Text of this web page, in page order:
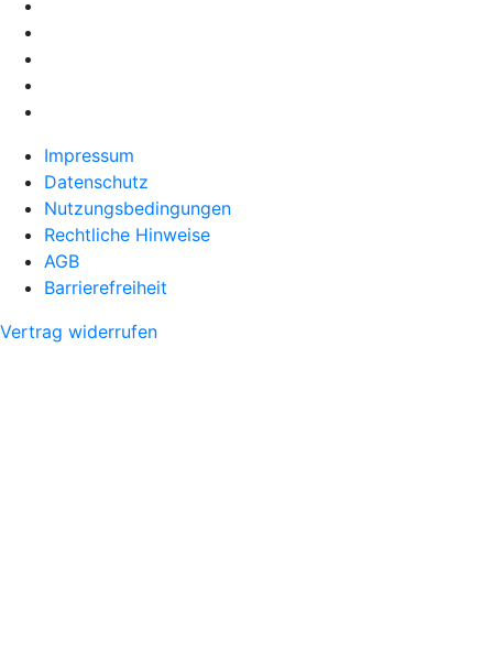
Impressum
Datenschutz
Nutzungsbedingungen
Rechtliche Hinweise
AGB
Barrierefreiheit
Vertrag widerrufen